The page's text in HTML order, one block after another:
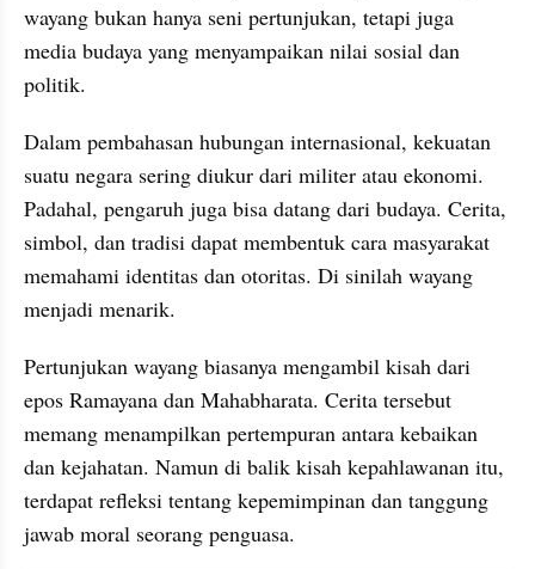
wayang bukan hanya seni pertunjukan, tetapi juga
media budaya yang menyampaikan nilai sosial dan
politik.
Dalam pembahasan hubungan internasional, kekuatan
suatu negara sering diukur dari militer atau ekonomi.
Padahal, pengaruh juga bisa datang dari budaya. Cerita,
simbol, dan tradisi dapat membentuk cara masyarakat
memahami identitas dan otoritas. Di sinilah wayang
menjadi menarik.
Pertunjukan wayang biasanya mengambil kisah dari
epos Ramayana dan Mahabharata. Cerita tersebut
memang menampilkan pertempuran antara kebaikan
dan kejahatan. Namun di balik kisah kepahlawanan itu,
terdapat refleksi tentang kepemimpinan dan tanggung
jawab moral seorang penguasa.